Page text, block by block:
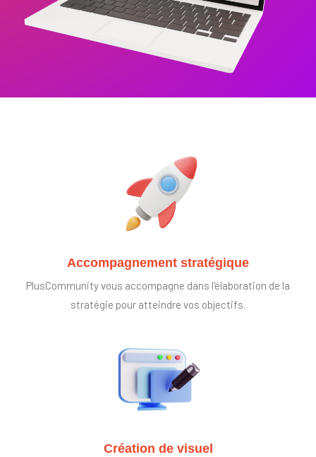
Accompagnement stratégique
PlusCommunity vous accompagne dans l'élaboration de la
stratégie pour atteindre vos objectifs.
Création de visuel